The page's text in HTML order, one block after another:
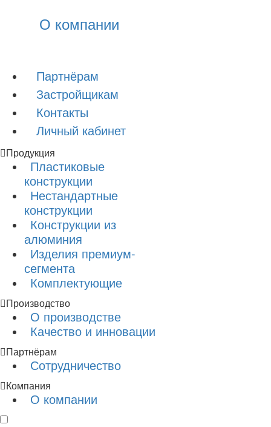
О компании
Партнёрам
Застройщикам
Контакты
Личный кабинет
Продукция
Пластиковые
конструкции
Нестандартные
конструкции
Конструкции из
алюминия
Изделия премиум-
сегмента
Комплектующие
Производство
О производстве
Качество и инновации
Партнёрам
Сотрудничество
Компания
О компании